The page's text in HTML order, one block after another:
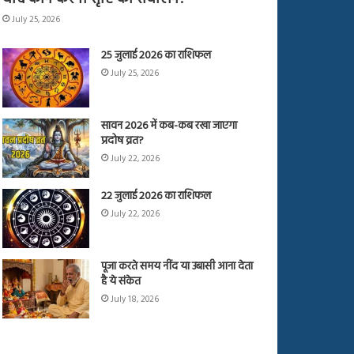
July 25, 2026
25 जुलाई 2026 का राशिफल
July 25, 2026
सावन 2026 में कब-कब रखा जाएगा
प्रदोष व्रत?
July 22, 2026
22 जुलाई 2026 का राशिफल
July 22, 2026
पूजा करते समय नींद या उबासी आना देता
है ये संकेत
July 18, 2026